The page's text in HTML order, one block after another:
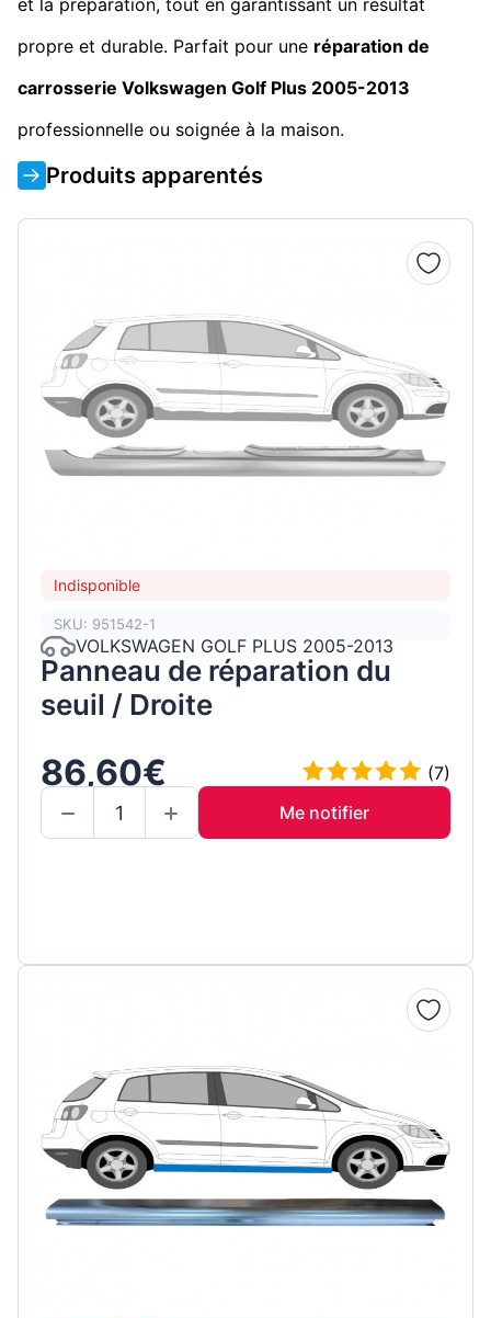
propre et durable. Parfait pour une réparation de
carrosserie Volkswagen Golf Plus 2005-2013
professionnelle ou soignée à la maison.
Produits apparentés
Indisponible
SKU: 951542-1
VOLKSWAGEN GOLF PLUS 2005-2013
Panneau de réparation du
seuil / Droite
86,60€
(7)
Me notifier